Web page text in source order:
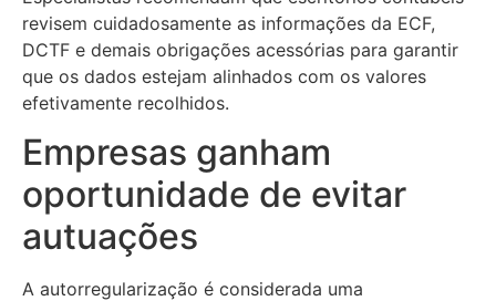
revisem cuidadosamente as informações da ECF,
DCTF e demais obrigações acessórias para garantir
que os dados estejam alinhados com os valores
efetivamente recolhidos.
Empresas ganham
oportunidade de evitar
autuações
A autorregularização é considerada uma